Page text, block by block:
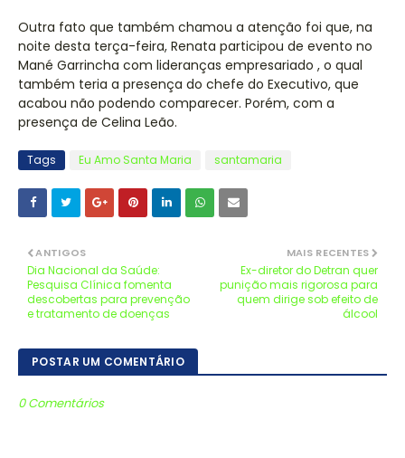
Outra fato que também chamou a atenção foi que, na
noite desta terça-feira, Renata participou de evento no
Mané Garrincha com lideranças empresariado , o qual
também teria a presença do chefe do Executivo, que
acabou não podendo comparecer. Porém, com a
presença de Celina Leão.
Tags Eu Amo Santa Maria santamaria
MAIS RECENTES
Ex-diretor do Detran quer
punição mais rigorosa para
quem dirige sob efeito de
álcool
ANTIGOS
Dia Nacional da Saúde:
Pesquisa Clínica fomenta
descobertas para prevenção
e tratamento de doenças
POSTAR UM COMENTÁRIO
0 Comentários